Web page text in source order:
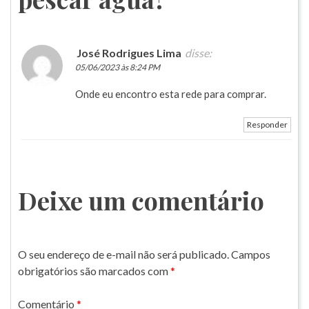
José Rodrigues Lima disse:
05/06/2023 às 8:24 PM
Onde eu encontro esta rede para comprar.
Responder
Deixe um comentário
O seu endereço de e-mail não será publicado.Campos
obrigatórios são marcados com*
Comentário *